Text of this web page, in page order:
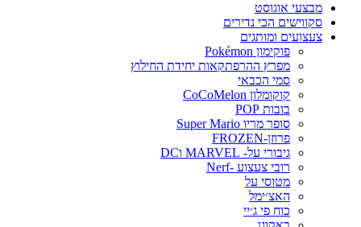
מבצעי אוגוסט
סקווישים הכי נדירים
צעצועים ומותגים
פוקימון Pokémon
מפרץ ההרפתקאות יחידת החילוץ
סמי הכבאי
קוקומלון CoCoMelon
בובות POP
סופר מריו Super Mario
פרוזן-FROZEN
גיבורי על- MARVEL וDC
רובי צעצוע -Nerf
מטוסי על
האצ׳ימל
כוח פי ג׳יי